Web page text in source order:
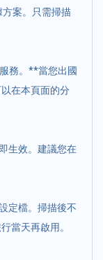
方案。只需掃描
務。**當您出國
在本頁面的分
生效。建議您在
定檔。掃描後不
當天再啟用。